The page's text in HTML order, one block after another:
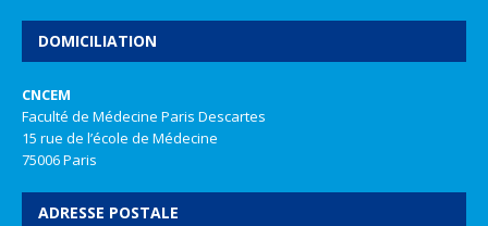
DOMICILIATION
CNCEM
Faculté de Médecine Paris Descartes
15 rue de l’école de Médecine
75006 Paris
ADRESSE POSTALE